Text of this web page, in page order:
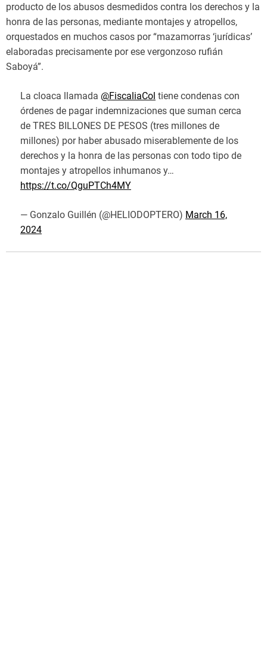
producto de los abusos desmedidos contra los derechos y la
honra de las personas, mediante montajes y atropellos,
orquestados en muchos casos por “mazamorras ‘jurídicas’
elaboradas precisamente por ese vergonzoso rufián
Saboyá”.
La cloaca llamada @FiscaliaCol tiene condenas con
órdenes de pagar indemnizaciones que suman cerca
de TRES BILLONES DE PESOS (tres millones de
millones) por haber abusado miserablemente de los
derechos y la honra de las personas con todo tipo de
montajes y atropellos inhumanos y…
https://t.co/QguPTCh4MY
— Gonzalo Guillén (@HELIODOPTERO) March 16,
2024